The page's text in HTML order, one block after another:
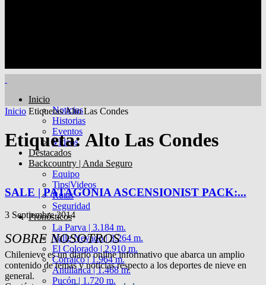
Inicio
Noticias
Historias
Eventos
Videos
Destacados
Backcountry | Anda Seguro
Equipo
Tips|Videos
Rutas
Seguridad
Pronósticos
La Parva | 3.184 m.
Valle Nevado | 3.264 m.
El Colorado | 2.910 m.
Corralco | 1.964 m.
Antillanca | 1.468 m.
Pucón | 1.720 m.
Inicio EtiquetasAlto Las Condes
Etiqueta: Alto Las Condes
SALE | PATAGONIA ASCENSIONIST PACK:...
3 Septiembre 2014
SOBRE NOSOTROS
Chilenieve es un diario online informativo que abarca un amplio
contenido de temas y noticias respecto a los deportes de nieve en
general.